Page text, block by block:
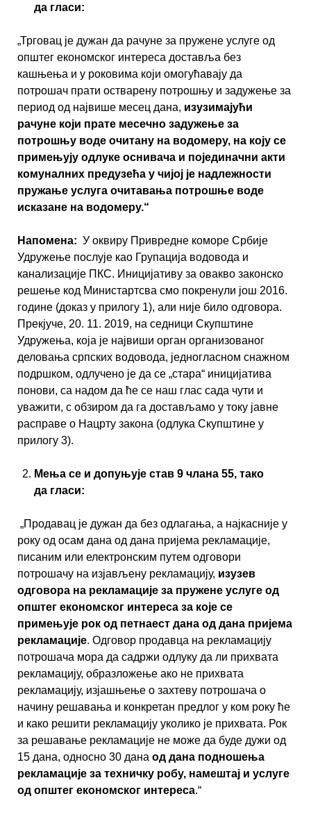
да гласи:
„Трговац је дужан да рачуне за пружене услуге од
општег економског интереса доставља без
кашњења и у роковима који омогућавају да
потрошач прати остварену потрошњу и задужење за
период од највише месец дана, изузимајући
рачуне који прате месечно задужење за
потрошњу воде очитану на водомеру, на коју се
примењују одлуке оснивача и појединачни акти
комуналних предузећа у чијој је надлежности
пружање услуга очитавања потрошње воде
исказане на водомеру.“
Напомена: У оквиру Привредне коморе Србије
Удружење послује као Групација водовода и
канализације ПКС. Иницијативу за овакво законско
решење код Министартсва смо покренули још 2016.
године (доказ у прилогу 1), али није било одговора.
Прекјуче, 20. 11. 2019, на седници Скупштине
Удружења, која је највиши орган организованог
деловања српских водовода, једногласном снажном
подршком, одлучено је да се „стара“ иницијатива
понови, са надом да ће се наш глас сада чути и
уважити, с обзиром да га достављамо у току јавне
расправе о Нацрту закона (одлука Скупштине у
прилогу 3).
Мења се и допуњује став 9 члана 55, тако
да гласи:
„Продавац је дужан да без одлагања, а најкасније у
року од осам дана од дана пријема рекламације,
писаним или електронским путем одговори
потрошачу на изјављену рекламацију, изузев
одговора на рекламације за пружене услуге од
општег економског интереса за које се
примењује рок од петнаест дана од дана пријема
рекламације. Одговор продавца на рекламацију
потрошача мора да садржи одлуку да ли прихвата
рекламацију, образложење ако не прихвата
рекламацију, изјашњење о захтеву потрошача о
начину решавања и конкретан предлог у ком року ће
и како решити рекламацију уколико је прихвата. Рок
за решавање рекламације не може да буде дужи од
15 дана, односно 30 дана од дана подношења
рекламације за техничку робу, намештај и услуге
од општег економског интереса.“